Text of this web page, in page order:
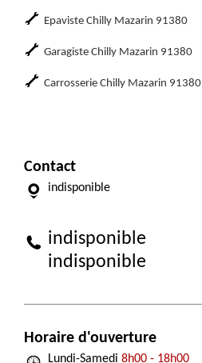
Epaviste Chilly Mazarin 91380
Garagiste Chilly Mazarin 91380
Carrosserie Chilly Mazarin 91380
Contact
indisponible
indisponible
indisponible
Horaire d'ouverture
Lundi-Samedi 8h00 - 18h00